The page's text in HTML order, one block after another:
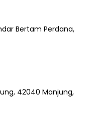
Bertam Perdana,
42040 Manjung,